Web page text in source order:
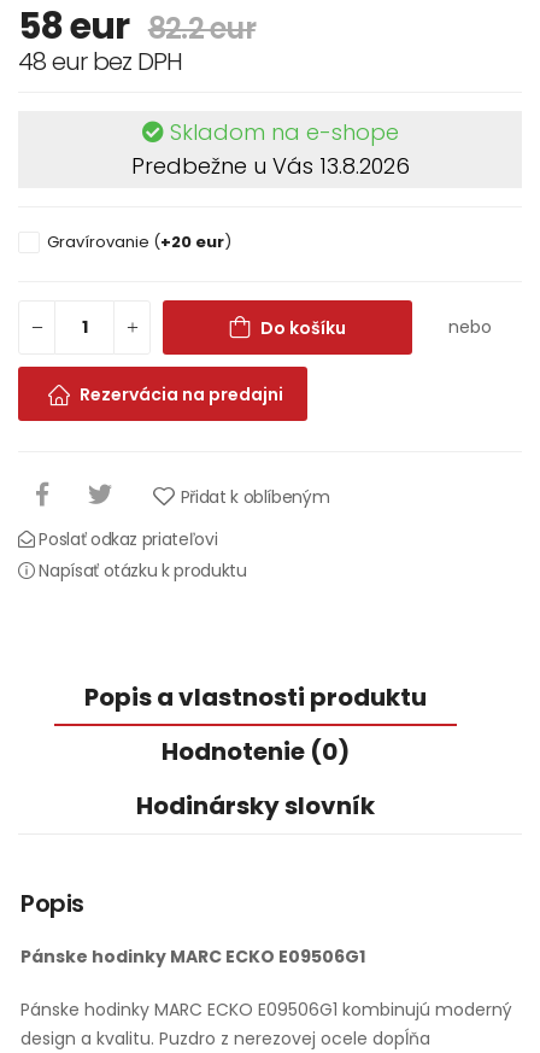
58eur 82.2 eur
48 eur bez DPH
Skladom na e-shope
Predbežne u Vás 13.8.2026
Gravírovanie (+20 eur)
Do košíku nebo
Rezervácia na predajni
Přidat k oblíbeným
Poslať odkaz priateľovi
Napísať otázku k produktu
Popis a vlastnosti produktu
Hodnotenie (0)
Hodinársky slovník
Popis
Pánske hodinky MARC ECKO E09506G1
Pánske hodinky MARC ECKO E09506G1 kombinujú moderný
design a kvalitu. Puzdro z nerezovej ocele dopĺňa